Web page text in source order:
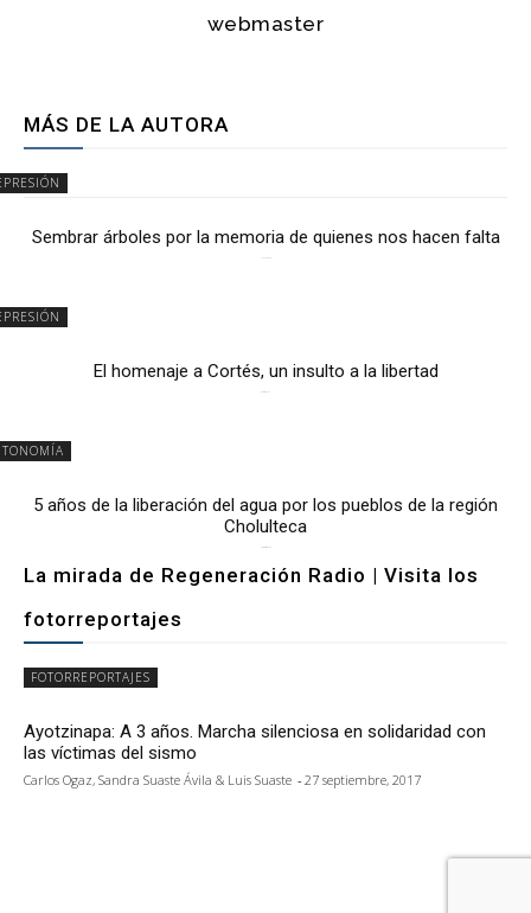
webmaster
MÁS DE LA AUTORA
Sembrar árboles por la memoria de quienes nos hacen falta
El homenaje a Cortés, un insulto a la libertad
5 años de la liberación del agua por los pueblos de la región
Cholulteca
La mirada de Regeneración Radio | Visita los
fotorreportajes
FOTORREPORTAJES
Ayotzinapa: A 3 años. Marcha silenciosa en solidaridad con
las víctimas del sismo
Carlos Ogaz, Sandra Suaste Ávila & Luis Suaste - 27 septiembre, 2017